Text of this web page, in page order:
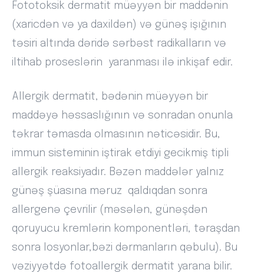
Fototoksik dermatit müəyyən bir maddənin
(xaricdən və ya daxildən) və günəş işığının
təsiri altında dəridə sərbəst radikalların və
iltihab proseslərin yaranması ilə inkişaf edir.
Allergik dermatit, bədənin müəyyən bir
maddəyə həssaslığının və sonradan onunla
təkrar təmasda olmasının nəticəsidir. Bu,
immun sisteminin iştirak etdiyi gecikmiş tipli
allergik reaksiyadır. Bəzən maddələr yalnız
günəş şüasına məruz qaldıqdan sonra
allergenə çevrilir (məsələn, günəşdən
qoruyucu kremlərin komponentləri, təraşdan
sonra losyonlar,bəzi dərmanların qəbulu). Bu
vəziyyətdə fotoallergik dermatit yarana bilir.